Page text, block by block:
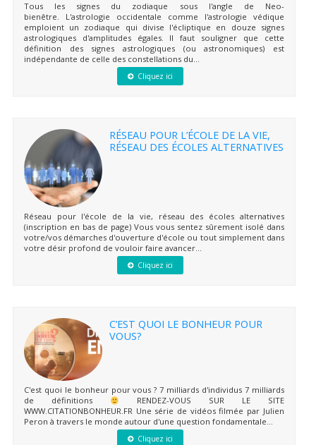
Tous les signes du zodiaque sous l'angle de Neo-
bienêtre. L'astrologie occidentale comme l'astrologie védique
emploient un zodiaque qui divise l'écliptique en douze signes
astrologiques d'amplitudes égales. Il faut souligner que cette
définition des signes astrologiques (ou astronomiques) est
indépendante de celle des constellations du...
Cliquez ici
RÉSEAU POUR L’ÉCOLE DE LA VIE,
RÉSEAU DES ÉCOLES ALTERNATIVES
Réseau pour l'école de la vie, réseau des écoles alternatives
(inscription en bas de page) Vous vous sentez sûrement isolé dans
votre/vos démarches d'ouverture d'école ou tout simplement dans
votre désir profond de vouloir faire avancer...
Cliquez ici
C’EST QUOI LE BONHEUR POUR
VOUS?
C'est quoi le bonheur pour vous ? 7 milliards d'individus 7 milliards
de définitions
RENDEZ-VOUS SUR LE SITE
WWW.CITATIONBONHEUR.FR Une série de vidéos filmée par Julien
Peron à travers le monde autour d'une question fondamentale...
Cliquez ici